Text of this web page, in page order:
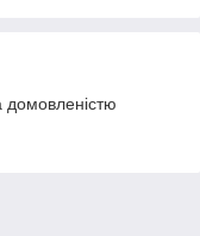
домовленістю